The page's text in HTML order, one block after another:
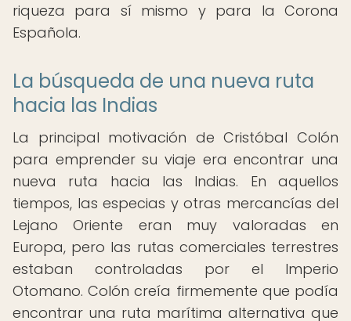
riqueza para sí mismo y para la Corona
Española.
La búsqueda de una nueva ruta
hacia las Indias
La principal motivación de Cristóbal Colón
para emprender su viaje era encontrar una
nueva ruta hacia las Indias. En aquellos
tiempos, las especias y otras mercancías del
Lejano Oriente eran muy valoradas en
Europa, pero las rutas comerciales terrestres
estaban controladas por el Imperio
Otomano. Colón creía firmemente que podía
encontrar una ruta marítima alternativa que